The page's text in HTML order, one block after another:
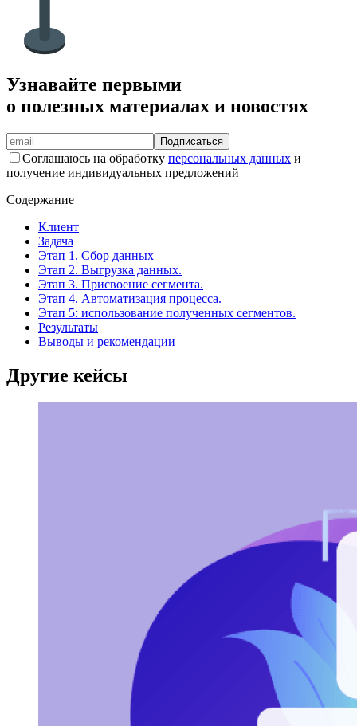
Узнавайте первыми
о полезных материалах и новостях
Подписаться
Соглашаюсь на обработку персональных данных и
получение индивидуальных предложений
Содержание
Клиент
Задача
Этап 1. Сбор данных
Этап 2. Выгрузка данных.
Этап 3. Присвоение сегмента.
Этап 4. Автоматизация процесса.
Этап 5: использование полученных сегментов.
Результаты
Выводы и рекомендации
Другие кейсы